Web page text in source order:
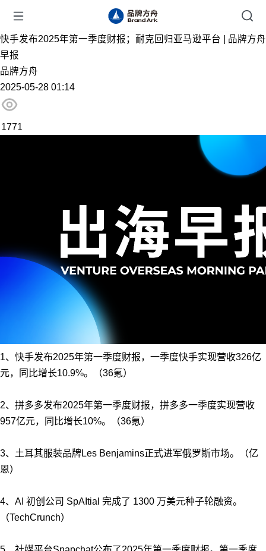
快手发布2025年第一季度财报；耐克回归亚马逊平台 | 品牌方舟
早报
品牌方舟
2025-05-28 01:14
1771
1、快手发布2025年第一季度财报，一季度快手实现营收326亿
元，同比增长10.9%。（36氪）
2、拼多多发布2025年第一季度财报，拼多多一季度实现营收
957亿元，同比增长10%。（36氪）
3、土耳其服装品牌Les Benjamins正式进军俄罗斯市场。（亿
恩）
4、AI 初创公司 SpAItial 完成了 1300 万美元种子轮融资。
（TechCrunch）